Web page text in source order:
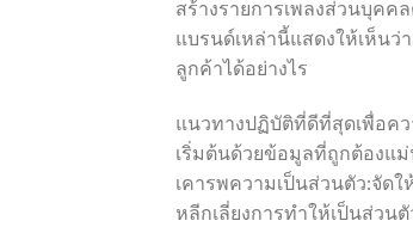
สร้างรายการเพลงส่วนบุคค
แบรนด์เหล่านี้แสดงให้เห็น
ลูกค้าได้อย่างไร
แนวทางปฏิบัติที่ดีที่สุดเพื่อค
เริ่มต้นด้วยข้อมูลที่ถูกต้องแ
เคารพความเป็นส่วนตัว:จัด
หลีกเลี่ยงการทำให้เป็นส่วน